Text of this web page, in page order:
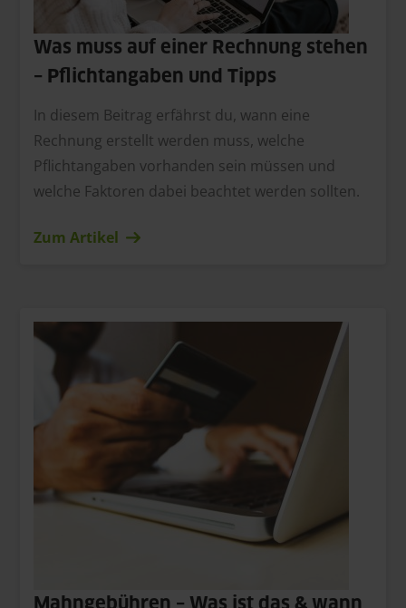
Was muss auf einer Rechnung stehen
– Pflichtangaben und Tipps
In diesem Beitrag erfährst du, wann eine
Rechnung erstellt werden muss, welche
Pflichtangaben vorhanden sein müssen und
welche Faktoren dabei beachtet werden sollten.
Zum Artikel
Mahngebühren – Was ist das & wann